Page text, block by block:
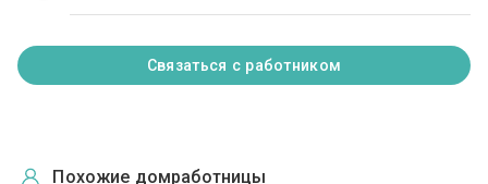
Связаться с работником
Похожие домработницы